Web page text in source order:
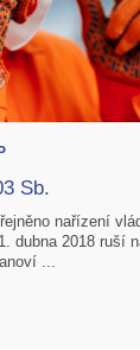
Sb.
nařízení
dubna 2018 ruší
...